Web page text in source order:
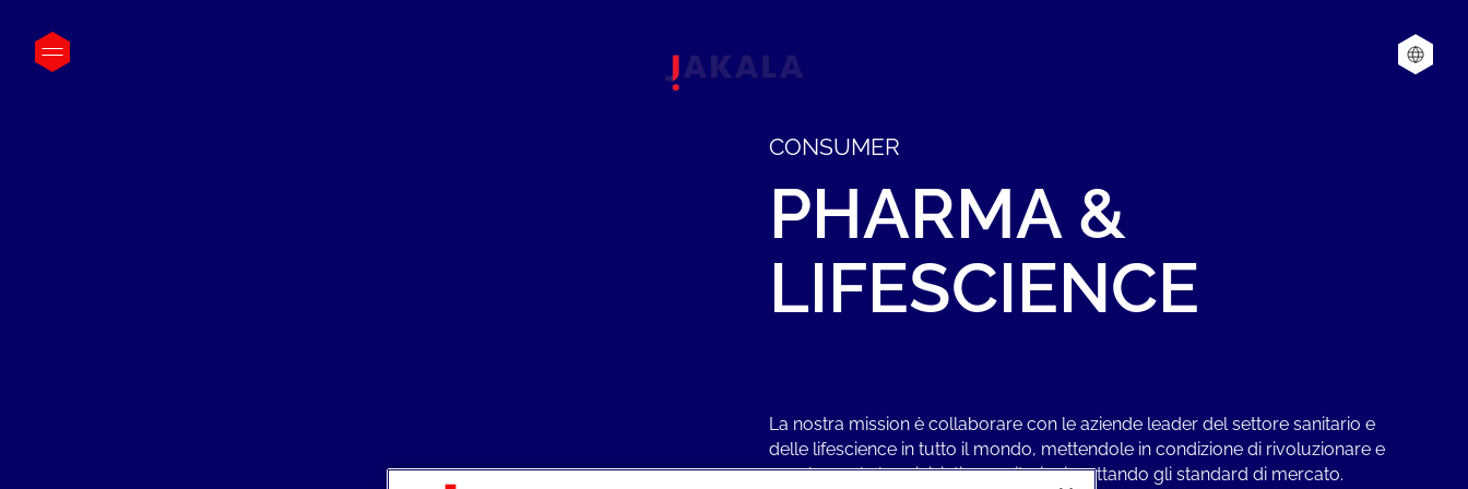
CONSUMER
PHARMA &
LIFESCIENCE
La nostra mission è collaborare con le aziende leader del settore sanitario e
delle lifescience in tutto il mondo, mettendole in condizione di rivoluzionare e
accelerare le loro iniziative sanitarie rispettando gli standard di mercato.